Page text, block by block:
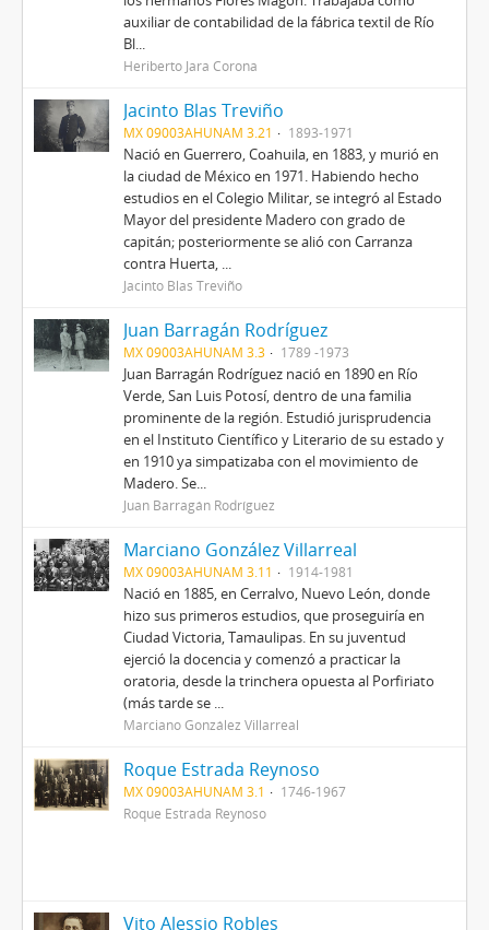
auxiliar de contabilidad de la fábrica textil de Río
Bl...
Heriberto Jara Corona
Jacinto Blas Treviño
MX 09003AHUNAM 3.21 1893-1971
Nació en Guerrero, Coahuila, en 1883, y murió en
la ciudad de México en 1971. Habiendo hecho
estudios en el Colegio Militar, se integró al Estado
Mayor del presidente Madero con grado de
capitán; posteriormente se alió con Carranza
contra Huerta, ...
Jacinto Blas Treviño
Juan Barragán Rodríguez
MX 09003AHUNAM 3.3 1789 -1973
Juan Barragán Rodríguez nació en 1890 en Río
Verde, San Luis Potosí, dentro de una familia
prominente de la región. Estudió jurisprudencia
en el Instituto Científico y Literario de su estado y
en 1910 ya simpatizaba con el movimiento de
Madero. Se...
Juan Barragán Rodríguez
Marciano González Villarreal
MX 09003AHUNAM 3.11 1914-1981
Nació en 1885, en Cerralvo, Nuevo León, donde
hizo sus primeros estudios, que proseguiría en
Ciudad Victoria, Tamaulipas. En su juventud
ejerció la docencia y comenzó a practicar la
oratoria, desde la trinchera opuesta al Porfiriato
(más tarde se ...
Marciano González Villarreal
Roque Estrada Reynoso
MX 09003AHUNAM 3.1
1746-1967
Roque Estrada Reynoso
Vito Alessio Robles